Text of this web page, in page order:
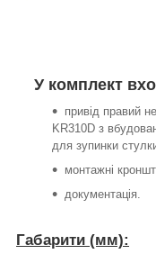
У комплект
привід правий
KR310D з
для зупинки
монтажні
документація.
Габарити (мм):